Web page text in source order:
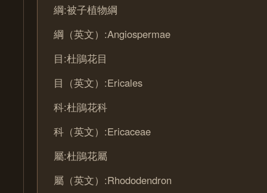
綱:被子植物綱
綱（英文）:Angiospermae
目:杜鵑花目
目（英文）:Ericales
科:杜鵑花科
科（英文）:Ericaceae
屬:杜鵑花屬
屬（英文）:Rhododendron